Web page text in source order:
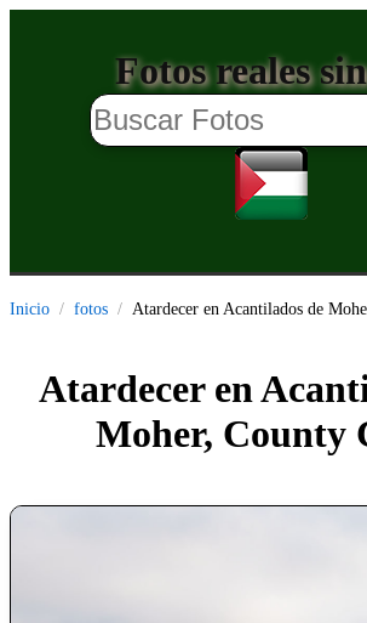
Fotos reales
Inicio fotos Atardecer en Acantilados de
Atardecer en
Moher, County